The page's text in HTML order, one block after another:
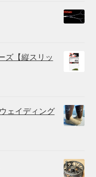
ズ【縦スリッ
ェイディング